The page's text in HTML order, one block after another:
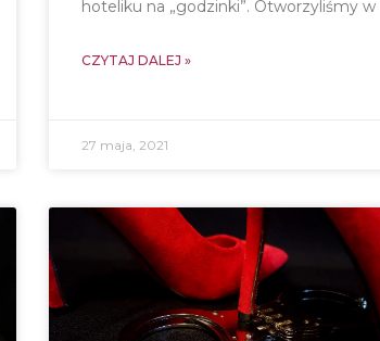
hoteliku na „godzinki”. Otworzyliśmy w
CZYTAJ DALEJ »
27 maja, 2021